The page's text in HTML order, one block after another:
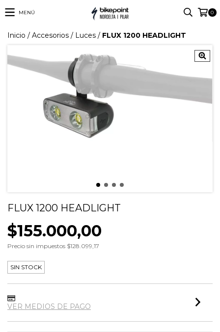
MENÚ 0
Inicio / Accesorios / Luces / FLUX 1200 HEADLIGHT
FLUX 1200 HEADLIGHT
$155.000,00
Precio sin impuestos $128.099,17
SIN STOCK
VER MEDIOS DE PAGO